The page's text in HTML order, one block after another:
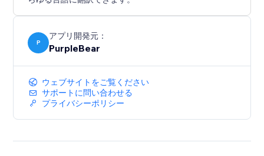
単でコーディングが不要です。高速かつカスタマイズ可
スさせましょう。
P
アプリ開発元：
PurpleBear
ウェブサイトをご覧ください
サポートに問い合わせる
プライバシーポリシー